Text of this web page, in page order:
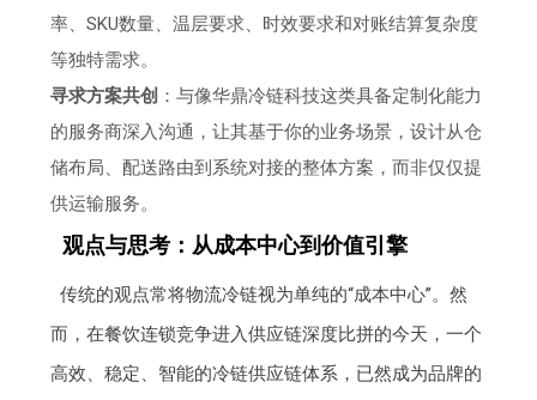
率、SKU数量、温层要求、时效要求和对账结算复杂度
等独特需求。
寻求方案共创 ：与像华鼎冷链科技这类具备定制化能力
的服务商深入沟通，让其基于你的业务场景，设计从仓
储布局、配送路由到系统对接的整体方案，而非仅仅提
供运输服务。
观点与思考：从成本中心到价值引擎
传统的观点常将物流冷链视为单纯的“成本中心”。然
而，在餐饮连锁竞争进入供应链深度比拼的今天，一个
高效、稳定、智能的冷链供应链体系，已然成为品牌的